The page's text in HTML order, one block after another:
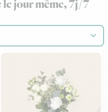
jour même, 7j/7